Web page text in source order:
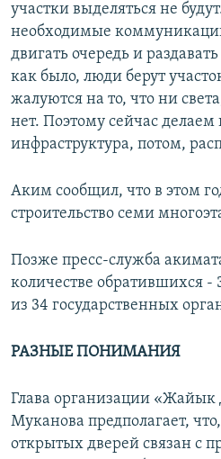
участки выделяться не
необходимые
двигать очередь и
как было, люди берут
жалуются на то, что ни
нет. Поэтому сейчас делаем
инфраструктура, потом,
Аким сообщил, что в этом
строительство семи
Позже пресс-служба
количестве обратившихся -
из 34 государственных
РАЗНЫЕ ПОНИМАНИЯ
Глава организации
Муканова предполагает,
открытых дверей связан с